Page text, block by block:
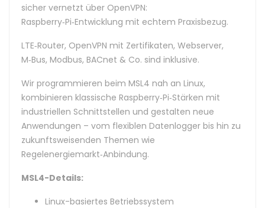
sicher vernetzt über OpenVPN:
Raspberry‑Pi‑Entwicklung mit echtem Praxisbezug.
LTE‑Router, OpenVPN mit Zertifikaten, Webserver,
M‑Bus, Modbus, BACnet & Co. sind inklusive.
Wir programmieren beim MSL4 nah an Linux,
kombinieren klassische Raspberry‑Pi‑Stärken mit
industriellen Schnittstellen und gestalten neue
Anwendungen – vom flexiblen Datenlogger bis hin zu
zukunftsweisenden Themen wie
Regelenergiemarkt‑Anbindung.
MSL4-Details:
Linux-basiertes Betriebssystem